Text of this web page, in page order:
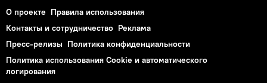
О проекте Правила использования
Контакты и сотрудничество Реклама
Пресс-релизы Политика конфиденциальности
Политика использования Cookie и автоматического
логирования